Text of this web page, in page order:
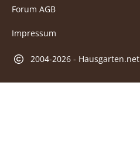
Forum AGB
Impressum
2004-2026 - Hausgarten.net